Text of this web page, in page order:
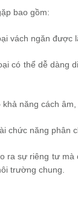
bao gồm:
vách ngăn được
có thể dễ dàng
khả năng cách
chức năng phân
ra sự riêng tư
trường chung.